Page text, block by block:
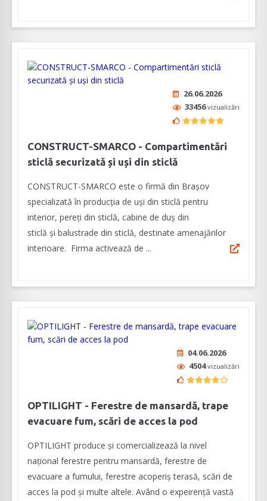
26.06.2026
33456vizualizări
CONSTRUCT-SMARCO - Compartimentări
sticlă securizată și uși din sticlă
CONSTRUCT-SMARCO este o firmă din Brașov
specializată în producția de uși din sticlă pentru
interior, pereți din sticlă, cabine de duș din
sticlă și balustrade din sticlă, destinate amenajărilor
interioare. Firma activează de ...
04.06.2026
4504vizualizări
OPTILIGHT - Ferestre de mansardă, trape
evacuare fum, scări de acces la pod
OPTILIGHT produce şi comercializează la nivel
naţional ferestre pentru mansardă, ferestre de
evacuare a fumului, ferestre acoperiş terasă, scări de
acces la pod și multe altele. Având o expeirenţă vastă